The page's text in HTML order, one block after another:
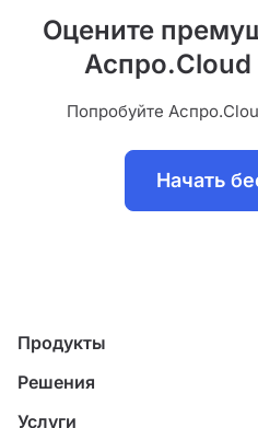
Оцените
Аспро.Cloud
Попробуйте
Начать
Продукты
Управление клиентами (CRM)
Проекты
Решения
ИТ-компании
Услуги